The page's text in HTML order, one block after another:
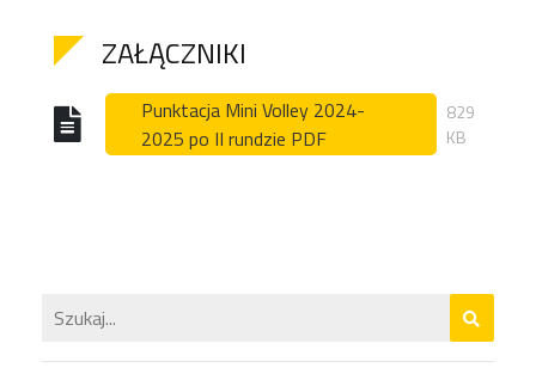
ZAŁĄCZNIKI
Punktacja Mini Volley 2024-
2025 po II rundzie PDF
829
KB